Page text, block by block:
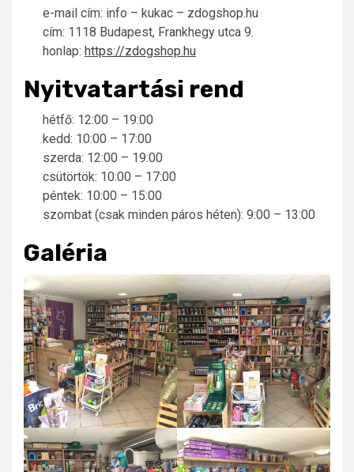
e-mail cím: info – kukac – zdogshop.hu
cím: 1118 Budapest, Frankhegy utca 9.
honlap: https://zdogshop.hu
Nyitvatartási rend
hétfő: 12:00 – 19:00
kedd: 10:00 – 17:00
szerda: 12:00 – 19:00
csütörtök: 10:00 – 17:00
péntek: 10:00 – 15:00
szombat (csak minden páros héten): 9:00 – 13:00
Galéria